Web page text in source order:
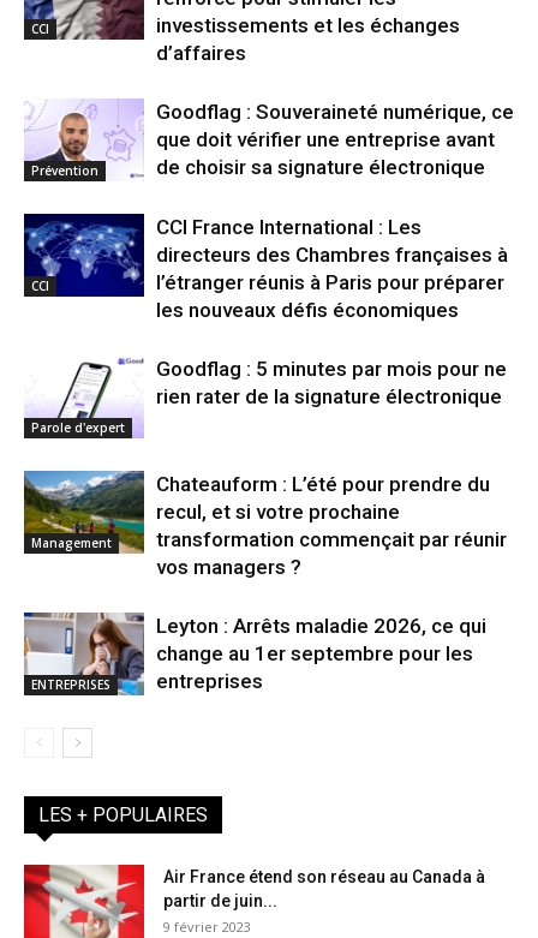
CCI
investissements et les échanges
d’affaires
Prévention
Goodflag : Souveraineté numérique, ce
que doit vérifier une entreprise avant
de choisir sa signature électronique
CCI
CCI France International : Les
directeurs des Chambres françaises à
l’étranger réunis à Paris pour préparer
les nouveaux défis économiques
Parole d'expert
Goodflag : 5 minutes par mois pour ne
rien rater de la signature électronique
Management
Chateauform : L’été pour prendre du
recul, et si votre prochaine
transformation commençait par réunir
vos managers ?
ENTREPRISES
Leyton : Arrêts maladie 2026, ce qui
change au 1er septembre pour les
entreprises
LES + POPULAIRES
Air France étend son réseau au Canada à
partir de juin...
9 février 2023